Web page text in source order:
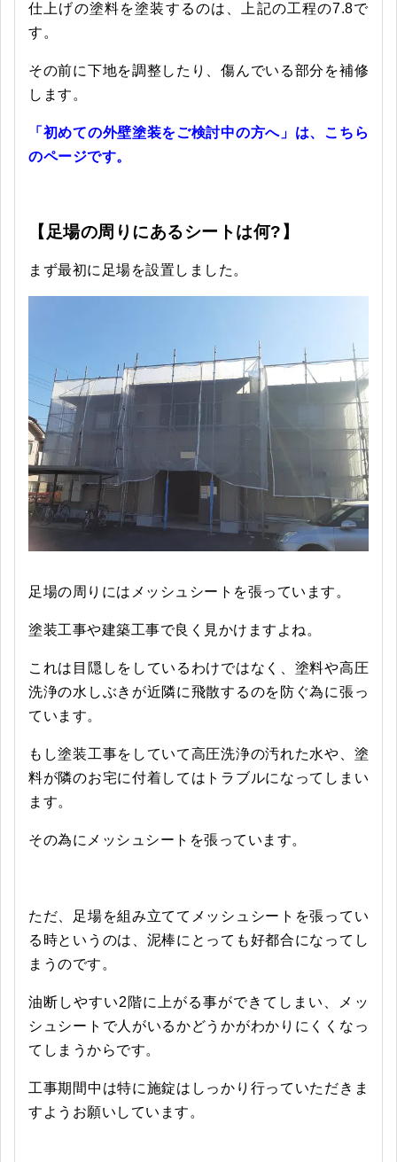
仕上げの塗料を塗装するのは、上記の工程の7.8で
す。
その前に下地を調整したり、傷んでいる部分を補修
します。
「初めての外壁塗装をご検討中の方へ」は、こちら
のページです。
【足場の周りにあるシートは何?】
まず最初に足場を設置しました。
足場の周りにはメッシュシートを張っています。
塗装工事や建築工事で良く見かけますよね。
これは目隠しをしているわけではなく、塗料や高圧
洗浄の水しぶきが近隣に飛散するのを防ぐ為に張っ
ています。
もし塗装工事をしていて高圧洗浄の汚れた水や、塗
料が隣のお宅に付着してはトラブルになってしまい
ます。
その為にメッシュシートを張っています。
ただ、足場を組み立ててメッシュシートを張ってい
る時というのは、泥棒にとっても好都合になってし
まうのです。
油断しやすい2階に上がる事ができてしまい、メッ
シュシートで人がいるかどうかがわかりにくくなっ
てしまうからです。
工事期間中は特に施錠はしっかり行っていただきま
すようお願いしています。